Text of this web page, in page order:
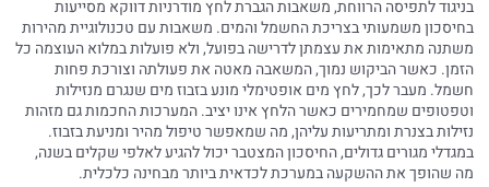
בניגוד לתפיסה הרווחת, משאבות הגברת לחץ מודרניות דווקא מסייעות
בחיסכון משמעותי בצריכת החשמל והמים. משאבות עם טכנולוגיית מהירות
משתנה מתאימות את עצמתן לדרישה בפועל, ולא פועלות במלוא העוצמה כל
הזמן. כאשר הביקוש נמוך, המשאבה מאטה את פעולתה וצורכת פחות
חשמל. מעבר לכך, לחץ מים אופטימלי מונע בזבוז מים שנגרם מנזילות
וטפטופים שמחמירים כאשר הלחץ אינו יציב. המערכות החכמות גם מזהות
נזילות בצנרת ומתריעות עליהן, מה שמאפשר טיפול מהיר ומניעת בזבוז.
במגדלי מגורים גדולים, החיסכון המצטבר יכול להגיע לאלפי שקלים בשנה,
מה שהופך את ההשקעה במערכת לכדאית ביותר מבחינה כלכלית.